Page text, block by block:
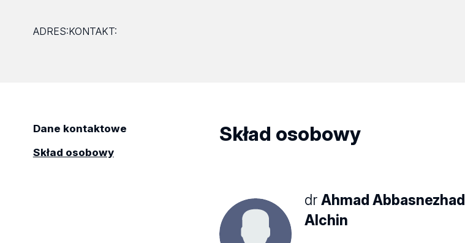
ADRES:KONTAKT:
Dane kontaktowe
Skład osobowy
Skład osobowy
drAhmad Abbasnezhad
Alchin